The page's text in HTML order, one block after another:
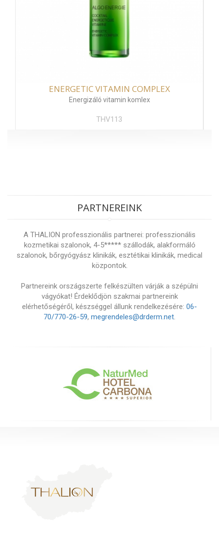
ENERGETIC VITAMIN COMPLEX
Energizáló vitamin komlex
THV113
PARTNEREINK
A THALION professzionális partnerei: professzionális
kozmetikai szalonok, 4-5***** szállodák, alakformáló
szalonok, bőrgyógyász klinikák, esztétikai klinikák, medical
központok.
Partnereink országszerte felkészülten várják a szépülni
vágyókat! Érdeklődjön szakmai partnereink
elérhetőségéről, készséggel állunk rendelkezésére: 06-
70/770-26-59, megrendeles@drderm.net.